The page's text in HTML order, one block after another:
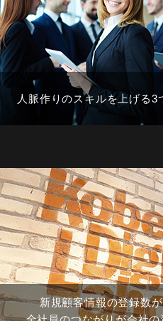
人脈作りのスキルを上げる3
新規顧客情報の登録数